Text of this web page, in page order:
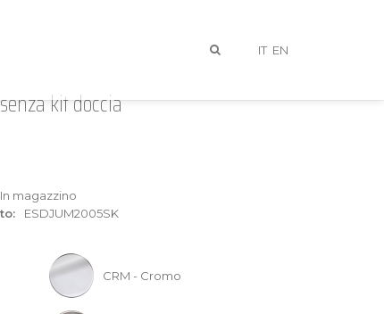
IT EN
kit doccia
In magazzino
ESDJUM2005SK
CRM - Cromo